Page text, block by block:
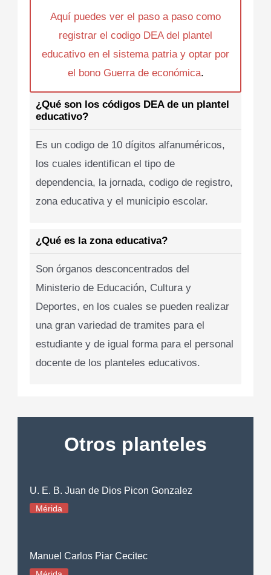
Aquí puedes ver el paso a paso como
registrar el codigo DEA del plantel
educativo en el sistema patria y optar por
el bono Guerra de económica.
¿Qué son los códigos DEA de un plantel
educativo?
Es un codigo de 10 dígitos alfanuméricos,
los cuales identifican el tipo de
dependencia, la jornada, codigo de registro,
zona educativa y el municipio escolar.
¿Qué es la zona educativa?
Son órganos desconcentrados del
Ministerio de Educación, Cultura y
Deportes, en los cuales se pueden realizar
una gran variedad de tramites para el
estudiante y de igual forma para el personal
docente de los planteles educativos.
Otros planteles
U. E. B. Juan de Dios Picon Gonzalez
Mérida
Manuel Carlos Piar Cecitec